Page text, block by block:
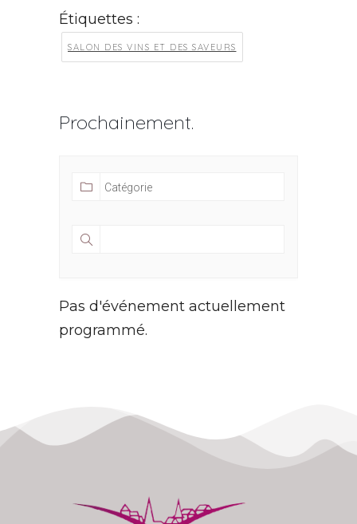
Étiquettes :
SALON DES VINS ET DES SAVEURS
Prochainement.
Pas d'événement actuellement
programmé.